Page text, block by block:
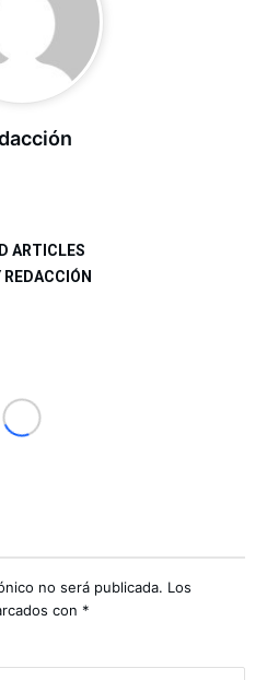
ARTICLES
REDACCIÓN
no será publicada. Los
con *